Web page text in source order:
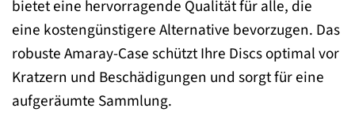
bietet eine hervorragende Qualität für alle, die
eine kostengünstigere Alternative bevorzugen. Das
robuste Amaray-Case schützt Ihre Discs optimal vor
Kratzern und Beschädigungen und sorgt für eine
aufgeräumte Sammlung.